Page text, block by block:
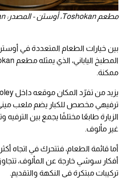
مطعم Toshokan، أوستن - المصدر: Toshokan
بين خيارات الطعام المتعددة في
ممكنة.
ترفيهي مخصص للكبار يضم ملعب ميني
الزيارة طابعًا مختلفًا يجمع بين الترفيه
غير مألوف.
أما قائمة الطعام، فتتحرك في اتجاه
أفكار سوشي خارجة عن المألوف،
تركيبات مبتكرة في النكهة والتقديم.